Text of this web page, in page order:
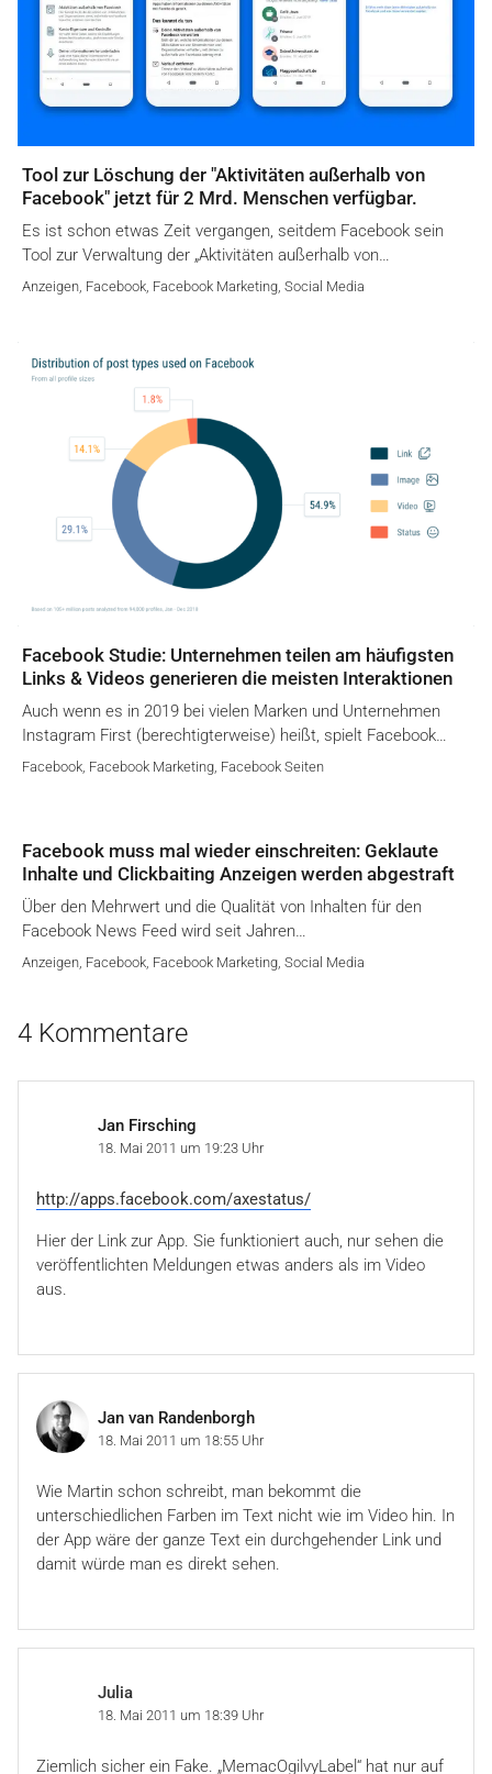
Tool zur Löschung der "Aktivitäten außerhalb von
Facebook" jetzt für 2 Mrd. Menschen verfügbar.
Es ist schon etwas Zeit vergangen, seitdem Facebook sein
Tool zur Verwaltung der „Aktivitäten außerhalb von…
Anzeigen, Facebook, Facebook Marketing, Social Media
Facebook Studie: Unternehmen teilen am häufigsten
Links & Videos generieren die meisten Interaktionen
Auch wenn es in 2019 bei vielen Marken und Unternehmen
Instagram First (berechtigterweise) heißt, spielt Facebook…
Facebook Facebook Marketing Facebook Seiten
Facebook muss mal wieder einschreiten: Geklaute
Inhalte und Clickbaiting Anzeigen werden abgestraft
Über den Mehrwert und die Qualität von Inhalten für den
Facebook News Feed wird seit Jahren…
Anzeigen Facebook Facebook Marketing Social Media
4 Kommentare
Jan Firsching
18. Mai 2011 um 19:23 Uhr
http://apps.facebook.com/axestatus/
Hier der Link zur App. Sie funktioniert auch, nur sehen die
veröffentlichten Meldungen etwas anders als im Video
aus.
Jan van Randenborgh
18. Mai 2011 um 18:55 Uhr
Wie Martin schon schreibt, man bekommt die
unterschiedlichen Farben im Text nicht wie im Video hin. In
der App wäre der ganze Text ein durchgehender Link und
damit würde man es direkt sehen.
Julia
18. Mai 2011 um 18:39 Uhr
Ziemlich sicher ein Fake. „MemacOgilvyLabel“ hat nur auf